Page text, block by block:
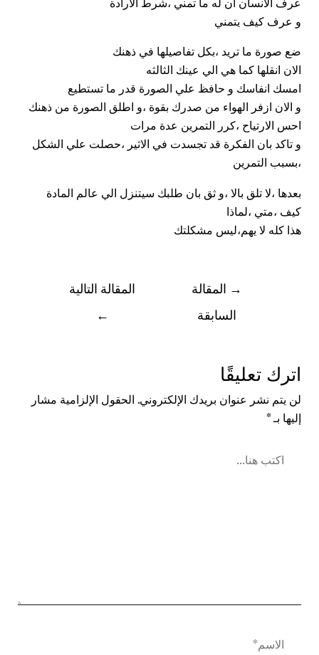
و عرف كيف يتمني
ضع صورة ما تريد ،بكل تفاصيلها في ذهنك
الان انقلها كما هي الي عينك الثالثه
امسك انفاسك و حافظ علي الصورة قدر ما تستطيع
و الان ازفر الهواء من صدرك بقوة ،و اطلق الصورة من ذهنك
احس الارتياح ،كرر التمرين عدة مرات
و تاكد بان الفكرة قد تجسدت في الاثير ،حصلت علي الشكل
،بسبب التمرين
بعدها ،لا تلق بالا ،و ثق بان طلبك سيتنزل الي عالم المادة
كيف ،متي ،لماذا
هذا كله لا يهم،ليس مشكلتك
→ المقالة
السابقة
المقالة التالية
←
اترك تعليقًا
لن يتم نشر عنوان بريدك الإلكتروني. الحقول الإلزامية مشار
إليها بـ*